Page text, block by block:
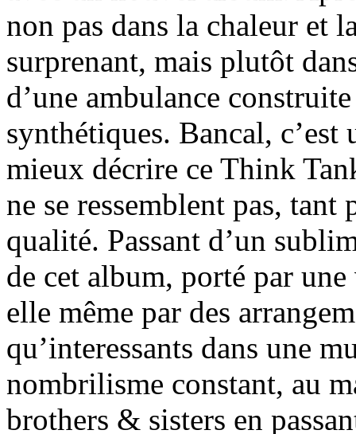
non pas dans la chaleur et
surprenant, mais plutôt
d’une ambulance
synthétiques. Bancal,
mieux décrire ce Think
ne se ressemblent pas,
qualité. Passant d’un
de cet album, porté par
elle même par des
qu’interessants dans une
nombrilisme constant, au
brothers & sisters en